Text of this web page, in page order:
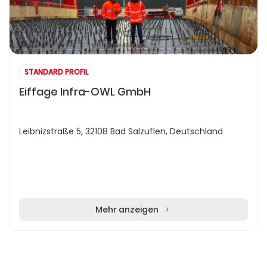
STANDARD PROFIL
Eiffage Infra-OWL GmbH
Leibnizstraße 5, 32108 Bad Salzuflen, Deutschland
Mehr anzeigen